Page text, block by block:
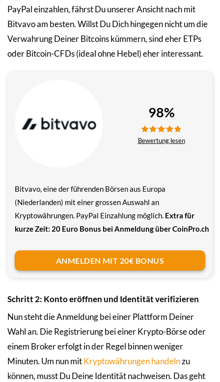
PayPal einzahlen, fährst Du unserer Ansicht nach mit
Bitvavo am besten. Willst Du Dich hingegen nicht um die
Verwahrung Deiner Bitcoins kümmern, sind eher ETPs
oder Bitcoin-CFDs (ideal ohne Hebel) eher interessant.
Bitvavo, eine der führenden Börsen aus Europa
(Niederlanden) mit einer grossen Auswahl an
Kryptowährungen. PayPal Einzahlung möglich. Extra für
kurze Zeit: 20 Euro Bonus bei Anmeldung über CoinPro.ch
98%
Bewertung lesen
ANMELDEN MIT 20€ BONUS
Schritt 2: Konto eröffnen und Identität verifizieren
Nun steht die Anmeldung bei einer Plattform Deiner
Wahl an. Die Registrierung bei einer Krypto-Börse oder
einem Broker erfolgt in der Regel binnen weniger
Minuten. Um nun mitKryptowährungen handelnzu
können, musst Du Deine Identität nachweisen. Das geht